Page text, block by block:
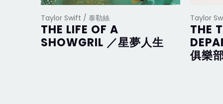
Taylor Swift / 泰勒絲
THE LIFE OF A
SHOWGRIL ／星夢人生
Taylor
THE
俱樂